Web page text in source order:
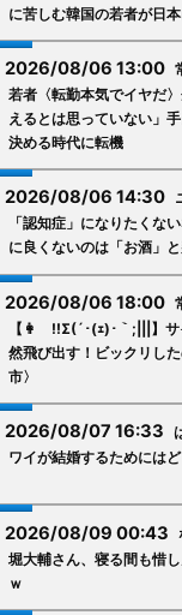
に苦しむ韓国の若者が日
2026/08/06 13:00常
若者〈転勤本気でイヤだ
えるとは思っていない」
決める時代に転機
2026/08/06 14:30ニ
「認知症」になりたくな
に良くないのは「お酒」と
2026/08/06 18:00常
【👩 !!Σ(´･(ｪ)･｀;|||】サ
然飛び出す！ビックリし
市〉
2026/08/07 16:33は
ワイが結婚するためには
2026/08/09 00:43
堀大輔さん、寝る間も惜
ｗ